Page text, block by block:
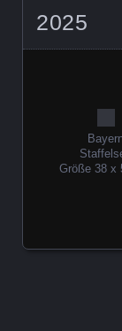
2025
Größe 38 x